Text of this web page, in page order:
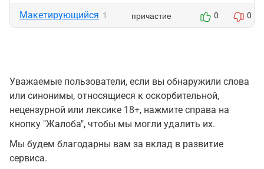
Макетирующийся 1 причастие 0 0
Уважаемые пользователи, если вы обнаружили слова
или синонимы, относящиеся к оскорбительной,
нецензурной или лексике 18+, нажмите справа на
кнопку "Жалоба", чтобы мы могли удалить их.
Мы будем благодарны вам за вклад в развитие
сервиса.